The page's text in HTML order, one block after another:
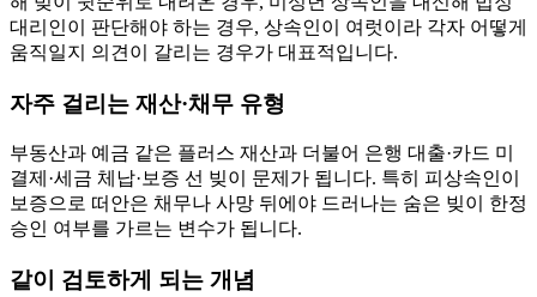
대리인이 판단해야 하는 경우, 상속인이 여럿이라 각자 어떻게
움직일지 의견이 갈리는 경우가 대표적입니다.
자주 걸리는 재산·채무 유형
부동산과 예금 같은 플러스 재산과 더불어 은행 대출·카드 미
결제·세금 체납·보증 선 빚이 문제가 됩니다. 특히 피상속인이
보증으로 떠안은 채무나 사망 뒤에야 드러나는 숨은 빚이 한정
승인 여부를 가르는 변수가 됩니다.
같이 검토하게 되는 개념